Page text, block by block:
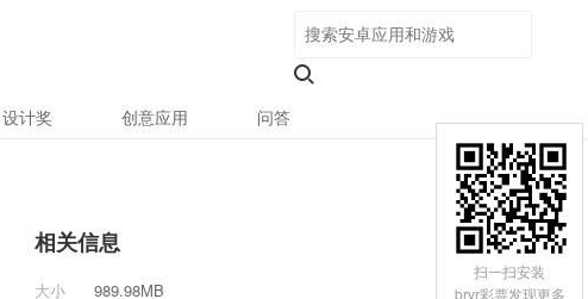
设计奖 创意应用 问答
相关信息
大小
989.98MB
扫一扫安装
brvr彩票发现更多